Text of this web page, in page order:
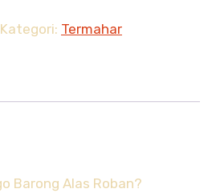
Kategori: Termahar
Barong Alas Roban?